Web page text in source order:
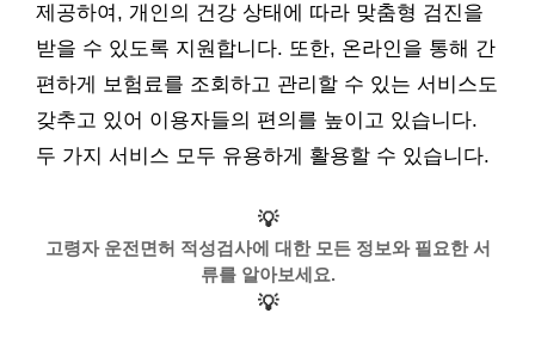
제공하여, 개인의 건강 상태에 따라 맞춤형 검진을
받을 수 있도록 지원합니다. 또한, 온라인을 통해 간
편하게 보험료를 조회하고 관리할 수 있는 서비스도
갖추고 있어 이용자들의 편의를 높이고 있습니다.
두 가지 서비스 모두 유용하게 활용할 수 있습니다.
💡
고령자 운전면허 적성검사에 대한 모든 정보와 필요한 서
류를 알아보세요.
💡